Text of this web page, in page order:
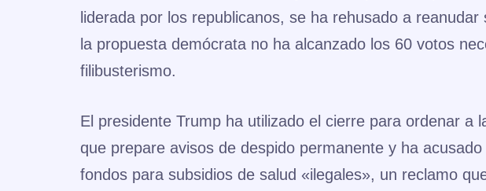
liderada por los republicanos, se ha rehusado a
la propuesta demócrata no ha alcanzado los 60 votos
filibusterismo.
El presidente Trump ha utilizado el cierre para ordenar a
que prepare avisos de despido permanente y ha
fondos para subsidios de salud «ilegales», un reclamo